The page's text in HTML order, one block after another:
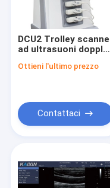
DCU2 Trolley
ad ultrasuoni doppler
Ottieni l'ultimo prezzo
Contattaci